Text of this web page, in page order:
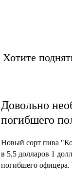
Хотите
Довольно
погибшего
Новый сорт пива
в 5,5 долларов 1
погибшего офицера.